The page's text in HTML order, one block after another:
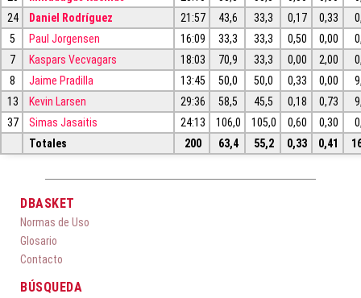
24
Daniel Rodríguez 21:57 43,6 33,3 0,17 0,33
5
Paul Jorgensen 16:09 33,3 33,3 0,50 0,00
7
Kaspars Vecvagars 18:03 70,9 33,3 0,00 2,00
8
Jaime Pradilla 13:45 50,0 50,0 0,33 0,00
13
Kevin Larsen 29:36 58,5 45,5 0,18 0,73
37
Simas Jasaitis 24:13 106,0 105,0 0,60 0,30
Totales
200 63,4 55,2 0,33 0,41
DBASKET
Normas de Uso
Glosario
Contacto
BÚSQUEDA